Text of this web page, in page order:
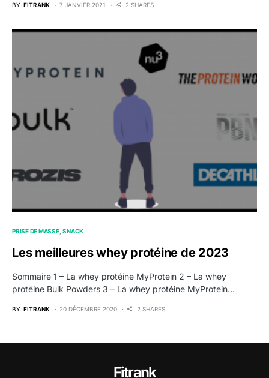
BY FITRANK 7 JANVIER 2021 2 SHARES
PRISE DE MASSE SNACK
Les meilleures whey protéine de 2023
Sommaire 1 – La whey protéine MyProtein 2 – La whey
protéine Bulk Powders 3 – La whey protéine MyProtein…
BY FITRANK 20 DÉCEMBRE 2020 2 SHARES
Fitrank